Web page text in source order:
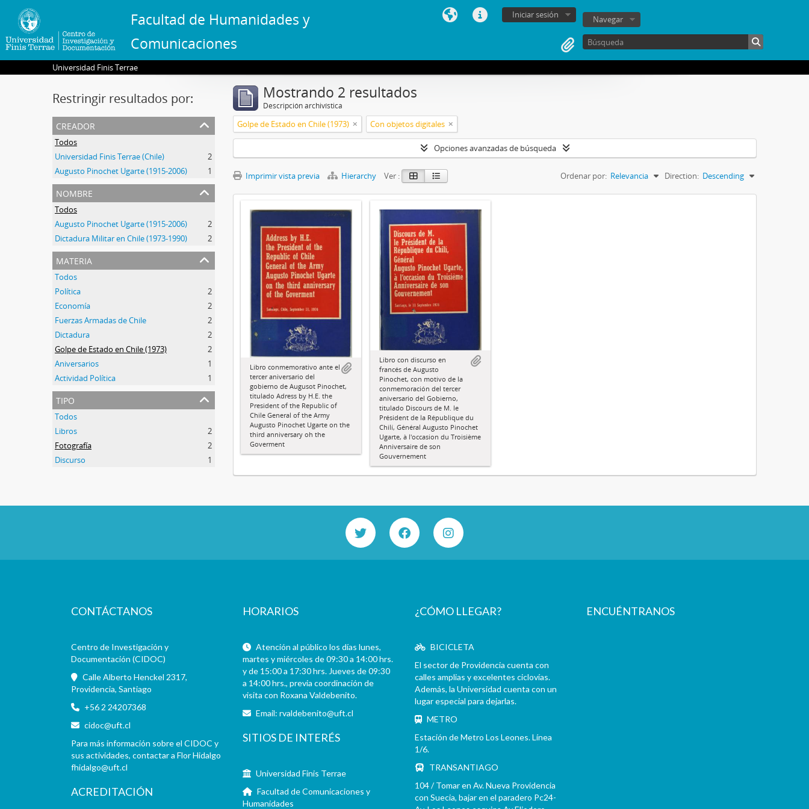
Facultad de Humanidades y
Comunicaciones
Iniciar sesión Navegar
Universidad Finis Terrae
Restringir resultados por:
creador
Todos
Universidad Finis Terrae (Chile)
2
Augusto Pinochet Ugarte (1915-2006)
1
nombre
Todos
Augusto Pinochet Ugarte (1915-2006)
2
Dictadura Militar en Chile (1973-1990)
2
materia
Todos
Política
2
Economía
2
Fuerzas Armadas de Chile
2
Dictadura
2
Golpe de Estado en Chile (1973)
2
Aniversarios
1
Actividad Política
1
tipo
Todos
Libros
2
Fotografía
2
Discurso
1
Mostrando 2 resultados
Descripción archivística
Golpe de Estado en Chile (1973) Con objetos digitales
Opciones avanzadas de búsqueda
Imprimir vista previa Hierarchy Ver : Ordenar por: Relevancia Direction: Descending
Libro conmemorativo ante el
tercer aniversario del
gobierno de Augusot Pinochet,
titulado Adress by H.E. the
President of the Republic of
Chile General of the Army
Augusto Pinochet Ugarte on the
third anniversary oh the
Goverment
Libro con discurso en
francés de Augusto
Pinochet, con motivo de la
conmemoración del tercer
aniversario del Gobierno,
titulado Discours de M. le
Président de la République du
Chilí, Général Augusto Pinochet
Ugarte, à l'occasion du Troisième
Anniversaire de son
Gouvernement
CONTÁCTANOS
Centro de Investigación y
Documentación (CIDOC)
Calle Alberto Henckel 2317,
Providencia, Santiago
+56 2 24207368
cidoc@uft.cl
Para más información sobre el CIDOC y
sus actividades, contactar a Flor Hidalgo
fhidalgo@uft.cl
ACREDITACIÓN
HORARIOS
Atención al público los días lunes,
martes y miércoles de 09:30 a 14:00 hrs.
y de 15:00 a 17:30 hrs. Jueves de 09:30
a 14:00 hrs., previa coordinación de
visita con Roxana Valdebenito.
Email:rvaldebenito@uft.cl
SITIOS DE INTERÉS
Universidad Finis Terrae
Facultad de Comunicaciones y
Humanidades
¿CÓMO LLEGAR?
BICICLETA
El sector de Providencia cuenta con
calles amplias y excelentes ciclovías.
Además, la Universidad cuenta con un
lugar especial para dejarlas.
METRO
Estación de Metro Los Leones. Línea
1/6.
TRANSANTIAGO
104 / Tomar en Av. Nueva Providencia
con Suecia, bajar en el paradero Pc24-
ENCUÉNTRANOS